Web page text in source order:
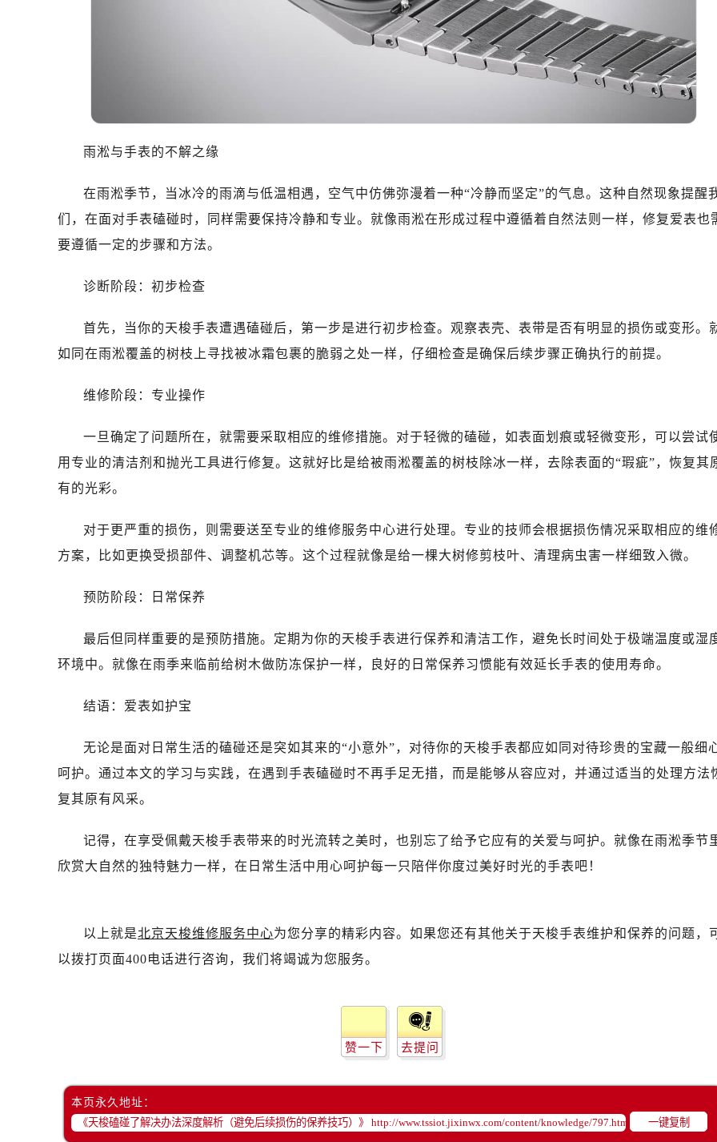
雨淞与手表的不解之缘
在雨淞季节，当冰冷的雨滴与低温相遇，空气中仿佛弥漫着一种“冷静而坚定”的气息。这种自然现象提醒
们，在面对手表磕碰时，同样需要保持冷静和专业。就像雨淞在形成过程中遵循着自然法则一样，修复爱表也
要遵循一定的步骤和方法。
诊断阶段：初步检查
首先，当你的天梭手表遭遇磕碰后，第一步是进行初步检查。观察表壳、表带是否有明显的损伤或变形。
如同在雨淞覆盖的树枝上寻找被冰霜包裹的脆弱之处一样，仔细检查是确保后续步骤正确执行的前提。
维修阶段：专业操作
一旦确定了问题所在，就需要采取相应的维修措施。对于轻微的磕碰，如表面划痕或轻微变形，可以尝试
用专业的清洁剂和抛光工具进行修复。这就好比是给被雨淞覆盖的树枝除冰一样，去除表面的“瑕疵”，恢复其
有的光彩。
对于更严重的损伤，则需要送至专业的维修服务中心进行处理。专业的技师会根据损伤情况采取相应的维
方案，比如更换受损部件、调整机芯等。这个过程就像是给一棵大树修剪枝叶、清理病虫害一样细致入微。
预防阶段：日常保养
最后但同样重要的是预防措施。定期为你的天梭手表进行保养和清洁工作，避免长时间处于极端温度或湿
环境中。就像在雨季来临前给树木做防冻保护一样，良好的日常保养习惯能有效延长手表的使用寿命。
结语：爱表如护宝
无论是面对日常生活的磕碰还是突如其来的“小意外”，对待你的天梭手表都应如同对待珍贵的宝藏一般细
呵护。通过本文的学习与实践，在遇到手表磕碰时不再手足无措，而是能够从容应对，并通过适当的处理方法
复其原有风采。
记得，在享受佩戴天梭手表带来的时光流转之美时，也别忘了给予它应有的关爱与呵护。就像在雨淞季节
欣赏大自然的独特魅力一样，在日常生活中用心呵护每一只陪伴你度过美好时光的手表吧！
以上就是北京天梭维修服务中心为您分享的精彩内容。如果您还有其他关于天梭手表维护和保养的问题，
以拨打页面400电话进行咨询，我们将竭诚为您服务。
赞一下 去提问
本页永久地址：
一键复制